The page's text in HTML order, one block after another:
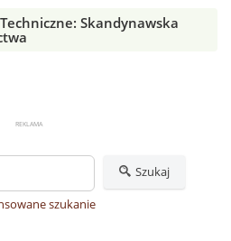
Skandynawska
Szukaj
szukanie